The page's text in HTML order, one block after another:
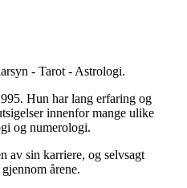
- Tarot - Astrologi.
Hun har lang erfaring og
innenfor mange ulike
og numerologi.
av sin karriere, og selvsagt
årene.